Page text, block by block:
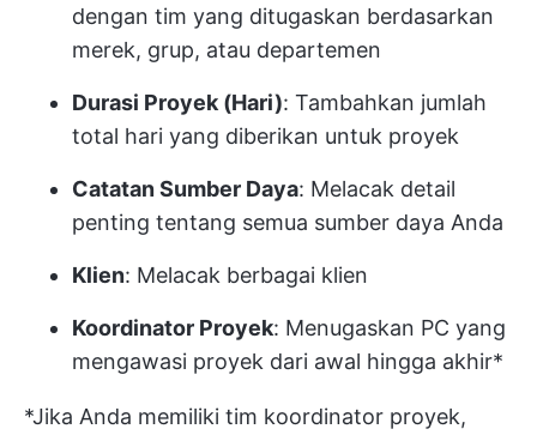
dengan tim yang ditugaskan berdasarkan
merek, grup, atau departemen
Durasi Proyek (Hari): Tambahkan jumlah
total hari yang diberikan untuk proyek
Catatan Sumber Daya: Melacak detail
penting tentang semua sumber daya Anda
Klien: Melacak berbagai klien
Koordinator Proyek: Menugaskan PC yang
mengawasi proyek dari awal hingga akhir*
*Jika Anda memiliki tim koordinator proyek,